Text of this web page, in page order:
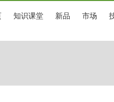
知识课堂 新品 市场